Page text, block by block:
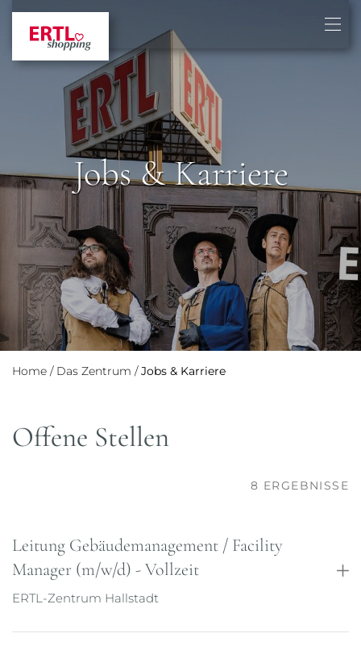
Jobs & Karriere
Home / Das Zentrum / Jobs & Karriere
Offene Stellen
8 ERGEBNISSE
Leitung Gebäudemanagement / Facility
Manager (m/w/d) - Vollzeit
ERTL-Zentrum Hallstadt